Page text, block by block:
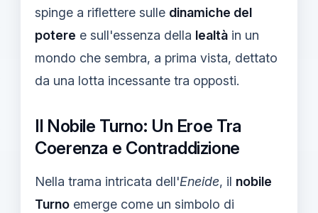
spinge a riflettere sulle dinamiche del
potere e sull'essenza della lealtà in un
mondo che sembra, a prima vista, dettato
da una lotta incessante tra opposti.
Il Nobile Turno: Un Eroe Tra
Coerenza e Contraddizione
Nella trama intricata dell'Eneide, il nobile
Turno emerge come un simbolo di